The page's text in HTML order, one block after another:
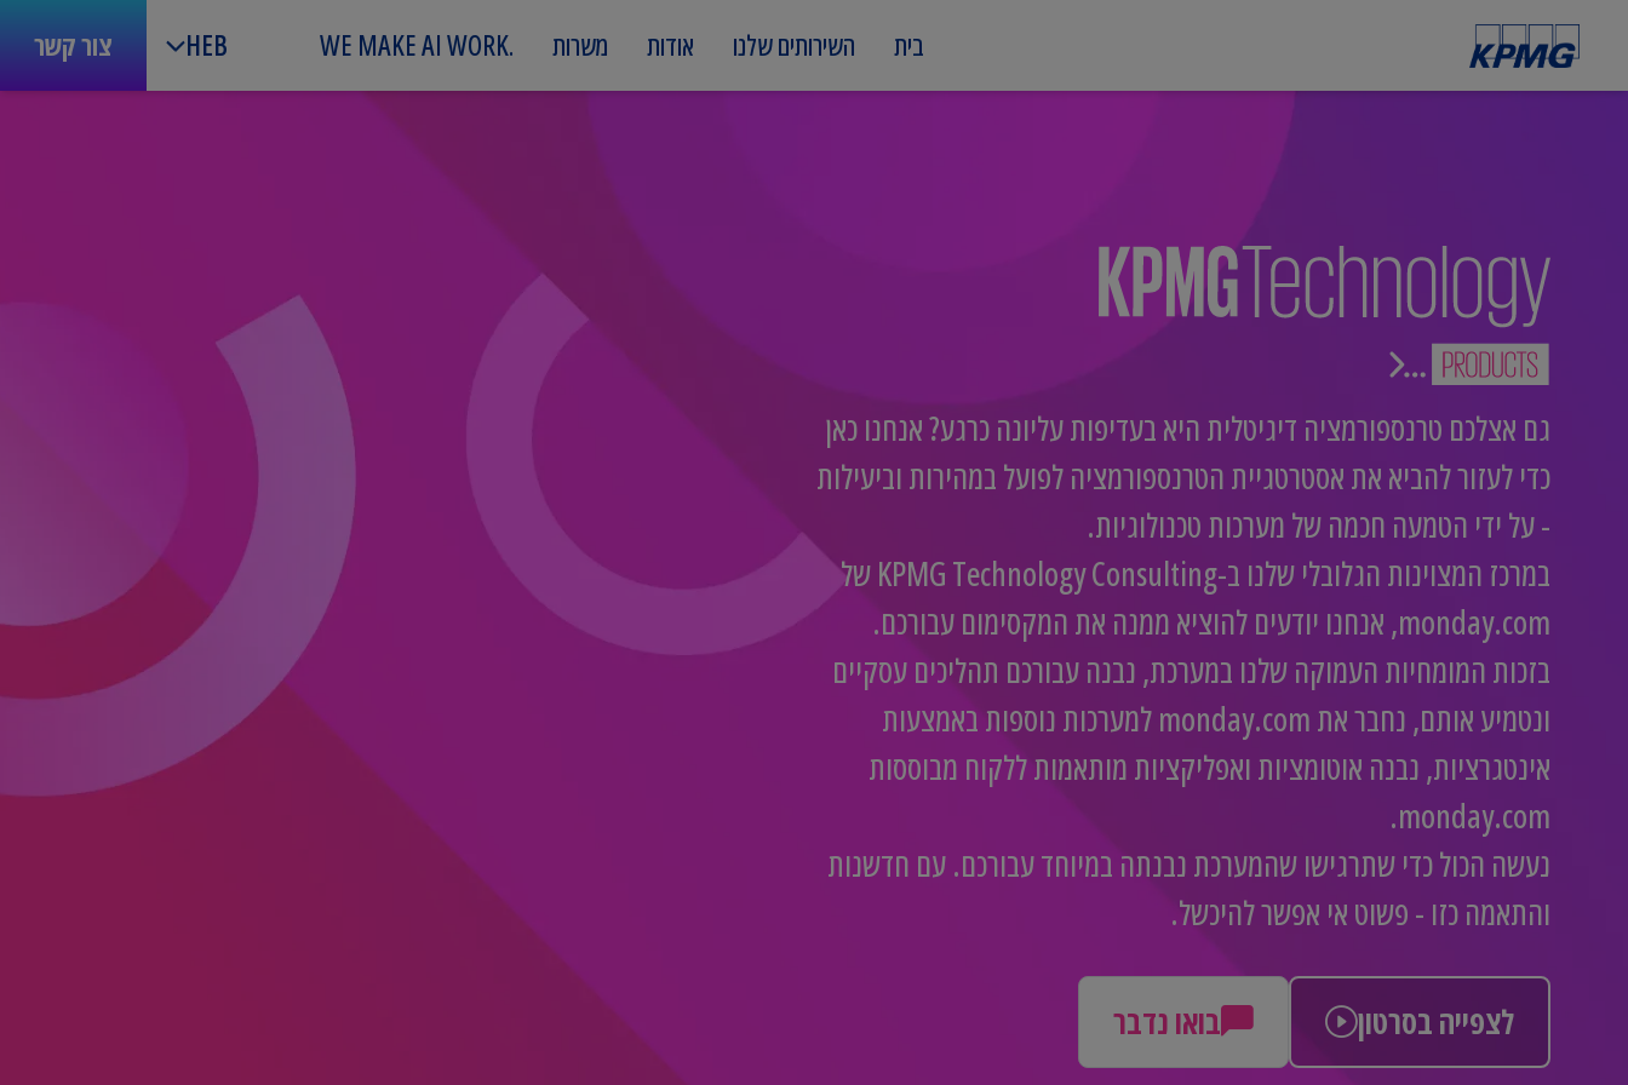
בית השירותים שלנו אודות משרות .WE MAKE AI WORK
HEB צור קשר
גם אצלכם טרנספורמציה דיגיטלית היא בעדיפות עליונה כרגע? אנחנו כאן
כדי לעזור להביא את אסטרטגיית הטרנספורמציה לפועל במהירות וביעילות
- על ידי הטמעה חכמה של מערכות טכנולוגיות.
במרכז המצוינות הגלובלי שלנו ב-KPMG Technology Consulting של
monday.com, אנחנו יודעים להוציא ממנה את המקסימום עבורכם.
בזכות המומחיות העמוקה שלנו במערכת, נבנה עבורכם תהליכים עסקיים
ונטמיע אותם, נחבר את monday.com למערכות נוספות באמצעות
אינטגרציות, נבנה אוטומציות ואפליקציות מותאמות ללקוח מבוססות
monday.com.
נעשה הכול כדי שתרגישו שהמערכת נבנתה במיוחד עבורכם. עם חדשנות
והתאמה כזו - פשוט אי אפשר להיכשל.
לצפייה בסרטון בואו נדבר